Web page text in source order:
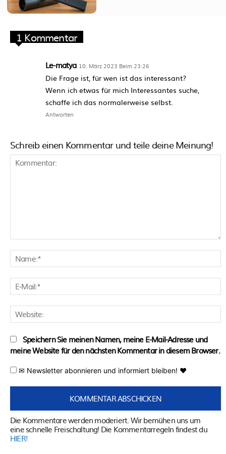
1 Kommentar
Le-matya 10. März 2023 Beim 23:26
Die Frage ist, für wen ist das interessant?
Wenn ich etwas für mich Interessantes suche,
schaffe ich das normalerweise selbst.
Antworten
Schreib einen Kommentar und teile deine Meinung!
Speichern Sie meinen Namen, meine E-Mail-Adresse und
meine Website für den nächsten Kommentar in diesem Browser.
✉ Newsletter abonnieren und informiert bleiben! ♥
Die Kommentare werden moderiert. Wir bemühen uns um
eine schnelle Freischaltung! Die Kommentarregeln findest du
HIER!